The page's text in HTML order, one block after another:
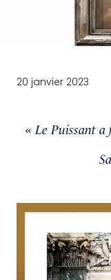
20 janvier 2023
« Le Puissant a